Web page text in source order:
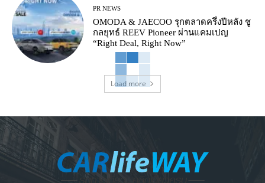
PR NEWS
OMODA & JAECOO รุกตลาดครึ่งปีหลัง ชู
กลยุทธ์ REEV Pioneer ผ่านแคมเปญ
“Right Deal, Right Now”
Load more